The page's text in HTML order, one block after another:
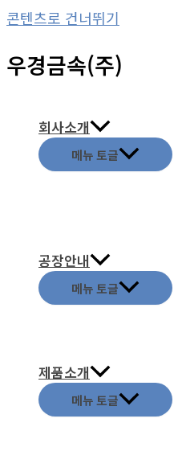
콘텐츠로 건너뛰기
우경금속(주)
회사소개
메뉴 토글
공장안내
메뉴 토글
제품소개
메뉴 토글